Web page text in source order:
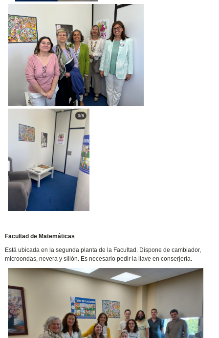
Facultad de Matemáticas
Está ubicada en la segunda planta de la Facultad. Dispone de cambiador,
microondas, nevera y sillón. Es necesario pedir la llave en conserjería.